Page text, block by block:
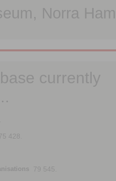
Norra
currently
428.
79 545.